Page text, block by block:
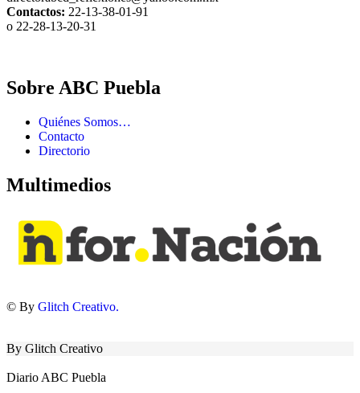
Contactos: 22-13-38-01-91
o 22-28-13-20-31
Sobre ABC Puebla
Quiénes Somos…
Contacto
Directorio
Multimedios
© By Glitch Creativo.
By Glitch Creativo
Diario ABC Puebla